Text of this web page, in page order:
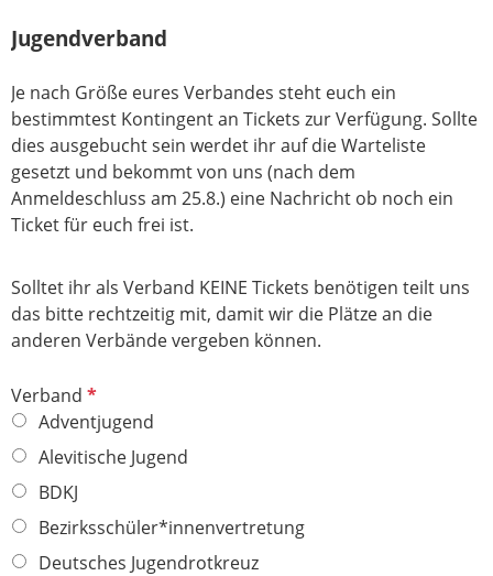
l
h
f
e
l
d
Jugendverband
Je nach Größe eures Verbandes steht euch ein
bestimmtest Kontingent an Tickets zur Verfügung. Sollte
dies ausgebucht sein werdet ihr auf die Warteliste
gesetzt und bekommt von uns (nach dem
Anmeldeschluss am 25.8.) eine Nachricht ob noch ein
Ticket für euch frei ist.
Solltet ihr als Verband KEINE Tickets benötigen teilt uns
das bitte rechtzeitig mit, damit wir die Plätze an die
anderen Verbände vergeben können.
Verband P
f
l
h
Adventjugend
Alevitische Jugend
BDKJ
Bezirksschüler*innenvertretung
Deutsches Jugendrotkreuz